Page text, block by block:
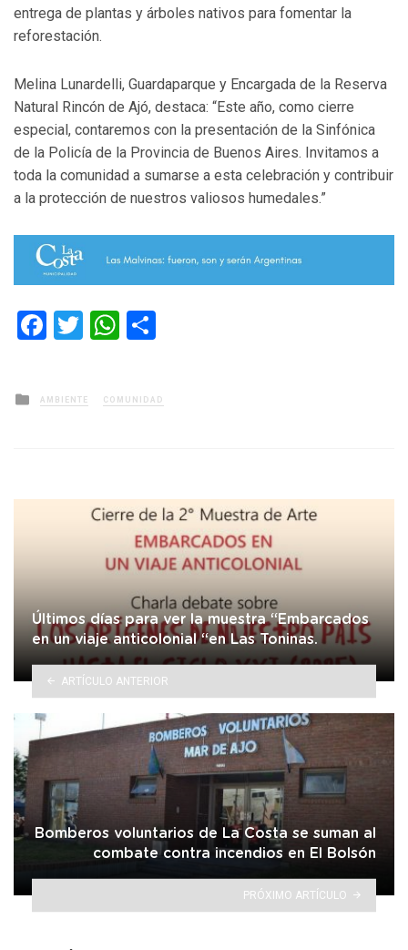
entrega de plantas y árboles nativos para fomentar la
reforestación.
Melina Lunardelli, Guardaparque y Encargada de la Reserva
Natural Rincón de Ajó, destaca: “Este año, como cierre
especial, contaremos con la presentación de la Sinfónica
de la Policía de la Provincia de Buenos Aires. Invitamos a
toda la comunidad a sumarse a esta celebración y contribuir
a la protección de nuestros valiosos humedales.”
Facebook
TwitterWhatsApp
Posted
in
AMBIENTE COMUNIDAD
Últimos días para ver la muestra “Embarcados
en un viaje anticolonial “en Las Toninas.
ARTÍCULO ANTERIOR
Bomberos voluntarios de La Costa se suman al
combate contra incendios en El Bolsón
PRÓXIMO ARTÍCULO